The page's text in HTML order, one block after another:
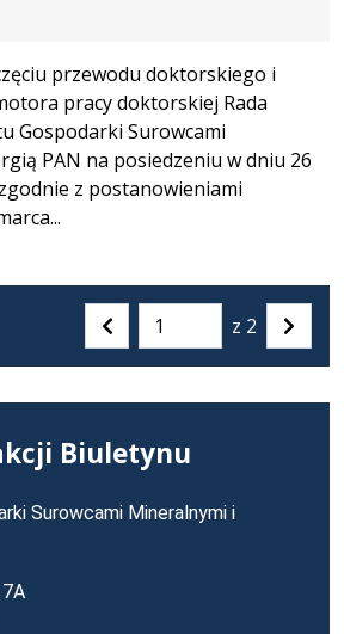
przewodu doktorskiego i
pracy doktorskiej Rada
Gospodarki Surowcami
PAN na posiedzeniu w dniu 26
z postanowieniami
stronie:
Poprzednia
Przejdź
do
z 2
Biuletynu
Surowcami Mineralnymi i